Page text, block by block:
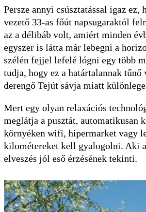
Persze annyi csúsztatással igaz
vezető 33-as főút napsugaraktól
az a délibáb volt, amiért minden
egyszer is látta már lebegni a
szélén fejjel lefelé lógni egy több
tudja, hogy ez a határtalannak tűnő
derengő Tejút sávja miatt
Mert egy olyan relaxációs
meglátja a pusztát, automatikusan
környéken wifi, hipermarket vagy
kilométereket kell gyalogolni. Aki
elveszés jól eső érzésének tekinti.